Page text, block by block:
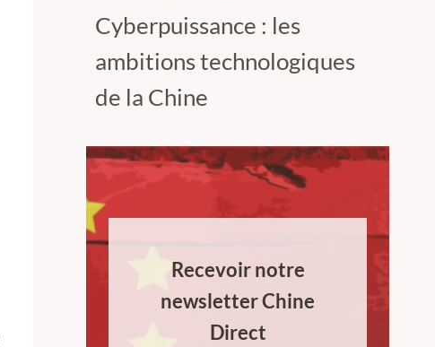
Cyberpuissance : les
ambitions technologiques
de la Chine
Recevoir notre
newsletter Chine
Direct